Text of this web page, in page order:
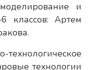
и
классов: Артем
технологии